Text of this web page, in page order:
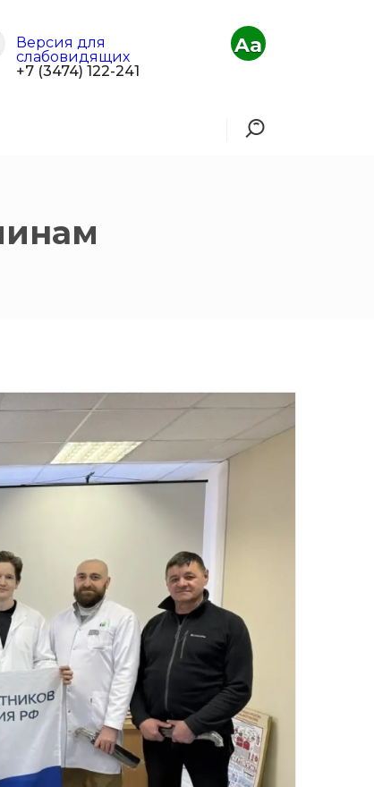
Версия для
слабовидящих
+7 (3474) 122-241
Aa